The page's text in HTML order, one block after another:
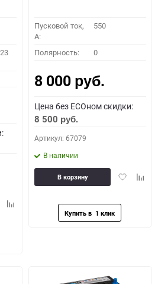
Добавить
Пусковой ток,
A:
550
Полярность: 0
8 000 руб.
Цена без ECOном скидки:
8 500 руб.
Артикул: 67079
В наличии
Добавить
В корзину